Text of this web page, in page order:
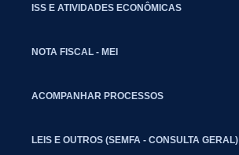
ISS E ATIVIDADES ECONÔMICAS
NOTA FISCAL - MEI
ACOMPANHAR PROCESSOS
LEIS E OUTROS (SEMFA - CONSULTA GERAL)